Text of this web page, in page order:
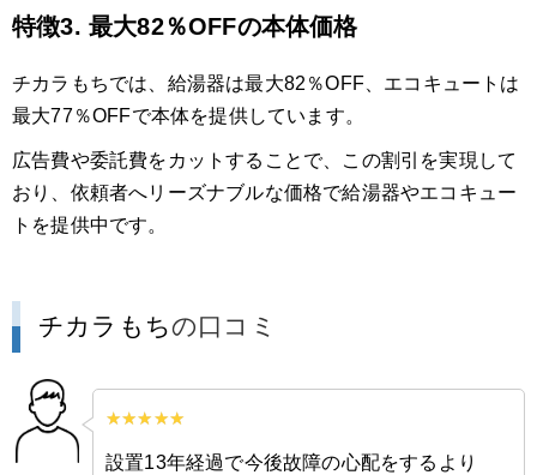
特徴3. 最大82％OFFの本体価格
チカラもちでは、給湯器は最大82％OFF、エコキュートは
最大77％OFFで本体を提供しています。
広告費や委託費をカットすることで、この割引を実現して
おり、依頼者へリーズナブルな価格で給湯器やエコキュー
トを提供中です。
チカラもちの口コミ
設置13年経過で今後故障の心配をするより